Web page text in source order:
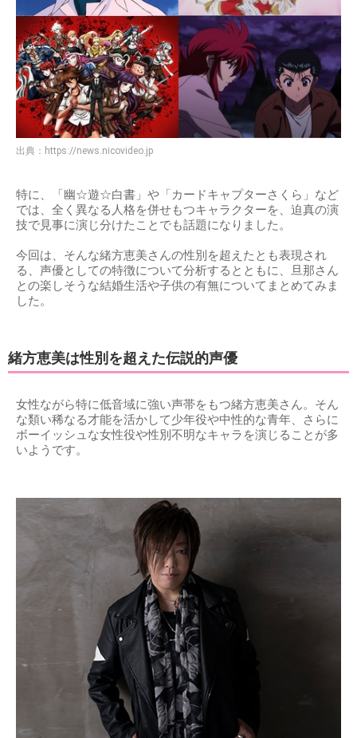
出典： https://news.nicovideo.jp
特に、「幽☆遊☆白書」や「カードキャプターさくら」など
では、全く異なる人格を併せもつキャラクターを、迫真の演
技で見事に演じ分けたことでも話題になりました。
今回は、そんな緒方恵美さんの性別を超えたとも表現され
る、声優としての特徴について分析するとともに、旦那さん
との楽しそうな結婚生活や子供の有無についてまとめてみま
した。
緒方恵美は性別を超えた伝説的声優
女性ながら特に低音域に強い声帯をもつ緒方恵美さん。そん
な類い稀なる才能を活かして少年役や中性的な青年、さらに
ボーイッシュな女性役や性別不明なキャラを演じることが多
いようです。